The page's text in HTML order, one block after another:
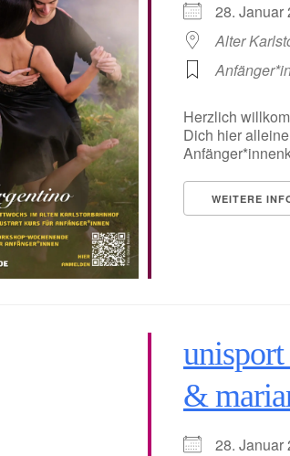
28.
Alter
Herzlich
Dich hier
WEITERE
&
28.